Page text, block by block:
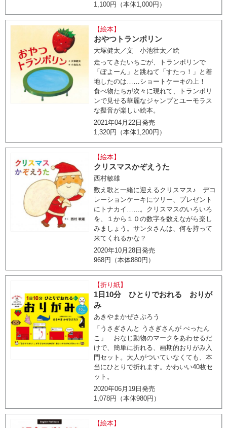
1,100円（本体1,000円）
【絵本】
おやつトランポリン
大塚健太／文 小池壮太／絵
走ってきたいちごが、トランポリンで
「ぽよーん」と跳ねて「すたっ！」と着
地したのは……ショートケーキの上！
食べ物たちが次々に現れて、トランポリ
ンで見せる華麗なジャンプとユーモラス
な擬音が楽しい絵本。
2021年04月22日発売
1,320円（本体1,200円）
【絵本】
クリスマスかぞえうた
西村敏雄
数え歌と一緒に迎えるクリスマス♪ デコ
レーションケーキにツリー、プレゼント
にトナカイ……。クリスマスのいろいろ
を、１から１０の数字を数えながら楽し
みましょう。サンタさんは、何を持って
来てくれるかな？
2020年10月28日発売
968円（本体880円）
【折り紙】
1日10分 ひとりでおれる おりが
み
あきやまかぜさぶろう
「うさぎさんと うさぎさんが ぺったん
こ」 おなじ動物のマークをあわせるだ
けで、簡単に折れる、画期的おりがみ入
門セット。大人がついていなくても、本
当にひとりで折れます。かわいい40枚セ
ット。
2020年06月19日発売
1,078円（本体980円）
【絵本】